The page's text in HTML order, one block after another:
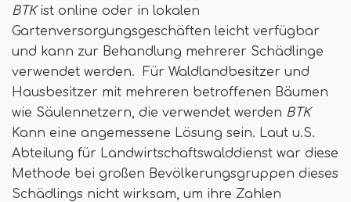
BTKist online oder in lokalen
Gartenversorgungsgeschäften leicht verfügbar
und kann zur Behandlung mehrerer Schädlinge
verwendet werden. Für Waldlandbesitzer und
Hausbesitzer mit mehreren betroffenen Bäumen
wie Säulennetzern, die verwendet werden BTK
Kann eine angemessene Lösung sein. Laut u.S.
Abteilung für Landwirtschaftswalddienst war diese
Methode bei großen Bevölkerungsgruppen dieses
Schädlings nicht wirksam, um ihre Zahlen